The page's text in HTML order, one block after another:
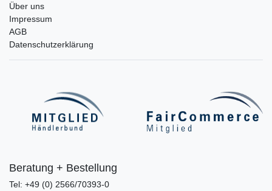
Über uns
Impressum
AGB
Datenschutzerklärung
Beratung + Bestellung
Tel: +49 (0) 2566/70393-0